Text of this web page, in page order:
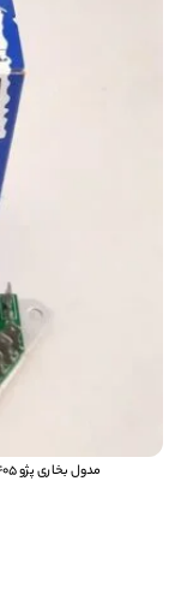
مدول بخاری پژو 405 قدیم یا مقاومت بخاری طرح سازه پویش شرکتی ایساکو